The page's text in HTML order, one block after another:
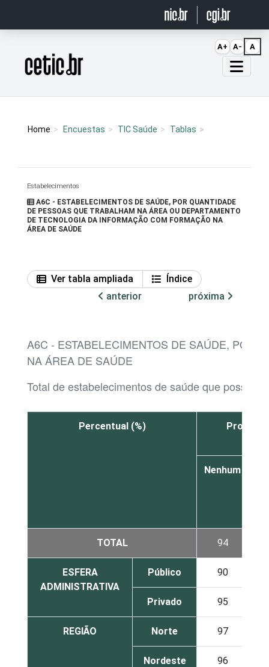
Página inicial
Home Encuestas TIC Saúde Tablas
Estabelecimentos
A6C - ESTABELECIMENTOS DE SAÚDE, POR QUANTIDADE
DE PESSOAS QUE TRABALHAM NA ÁREA OU DEPARTAMENTO
DE TECNOLOGIA DA INFORMAÇÃO COM FORMAÇÃO NA
ÁREA DE SAÚDE
Ver tabla ampliada
Índice
anterior
próxima
A6C - ESTABELECIMENTOS DE SAÚDE, POR
NA ÁREA DE SAÚDE
Total de estabelecimentos de saúde que
Percentual (%)
Nenhum
TOTAL 94
ESFERA
ADMINISTRATIVA
Público 90
Privado 95
REGIÃO Norte 97
Nordeste 96
A+ A- A